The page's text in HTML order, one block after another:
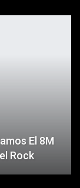
El 8M
Rock